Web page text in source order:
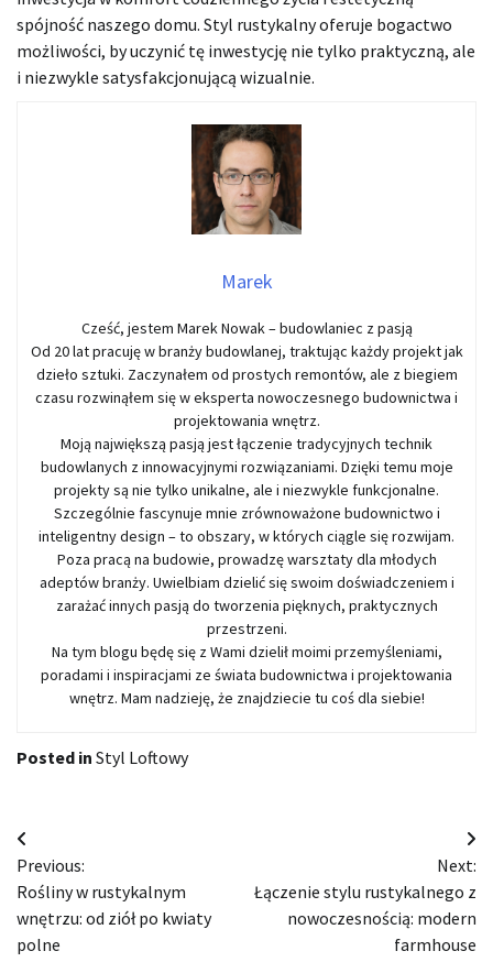
spójność naszego domu. Styl rustykalny oferuje bogactwo
możliwości, by uczynić tę inwestycję nie tylko praktyczną, ale
i niezwykle satysfakcjonującą wizualnie.
Marek
Cześć, jestem Marek Nowak – budowlaniec z pasją
Od 20 lat pracuję w branży budowlanej, traktując każdy projekt jak
dzieło sztuki. Zaczynałem od prostych remontów, ale z biegiem
czasu rozwinąłem się w eksperta nowoczesnego budownictwa i
projektowania wnętrz.
Moją największą pasją jest łączenie tradycyjnych technik
budowlanych z innowacyjnymi rozwiązaniami. Dzięki temu moje
projekty są nie tylko unikalne, ale i niezwykle funkcjonalne.
Szczególnie fascynuje mnie zrównoważone budownictwo i
inteligentny design – to obszary, w których ciągle się rozwijam.
Poza pracą na budowie, prowadzę warsztaty dla młodych
adeptów branży. Uwielbiam dzielić się swoim doświadczeniem i
zarażać innych pasją do tworzenia pięknych, praktycznych
przestrzeni.
Na tym blogu będę się z Wami dzielił moimi przemyśleniami,
poradami i inspiracjami ze świata budownictwa i projektowania
wnętrz. Mam nadzieję, że znajdziecie tu coś dla siebie!
Posted in Styl Loftowy
Nawigacja
wpisu
Previous:
Rośliny w rustykalnym
wnętrzu: od ziół po kwiaty
polne
Next:
Łączenie stylu rustykalnego z
nowoczesnością: modern
farmhouse